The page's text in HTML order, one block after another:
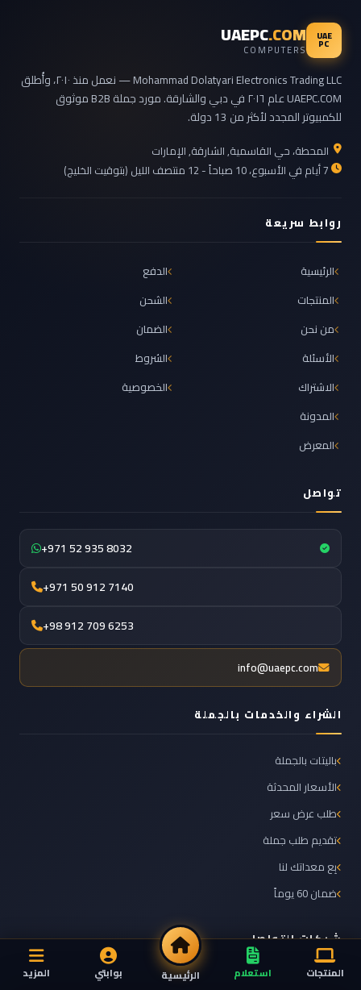
UAE
PC
UAEPC.COM
COMPUTERS
Mohammad Dolatyari Electronics Trading LLC — نعمل منذ ٢٠١٠، وأُطلق
UAEPC.COM عام ٢٠١٦ في دبي والشارقة. مورد جملة B2B موثوق
للكمبيوتر المجدد لأكثر من 13 دولة.
المحطة، حي القاسمية, الشارقة, الإمارات
7 أيام في الأسبوع، 10 صباحاً - 12 منتصف الليل (بتوقيت الخليج)
روابط سريعة
الرئيسية
المنتجات
من نحن
الأسئلة
الاشتراك
المدونة
المعرض
الدفع
الشحن
الضمان
الشروط
الخصوصية
تواصل
+971 52 935 8032
+971 50 912 7140
+98 912 709 6253
info@uaepc.com
الشراء والخدمات بالجملة
باليتات بالجملة
الأسعار المحدثة
طلب عرض سعر
تقديم طلب جملة
بِع معداتك لنا
ضمان 60 يوماً
شبكات التواصل
المنتجات استعلام الرئيسية بوابتي المزيد